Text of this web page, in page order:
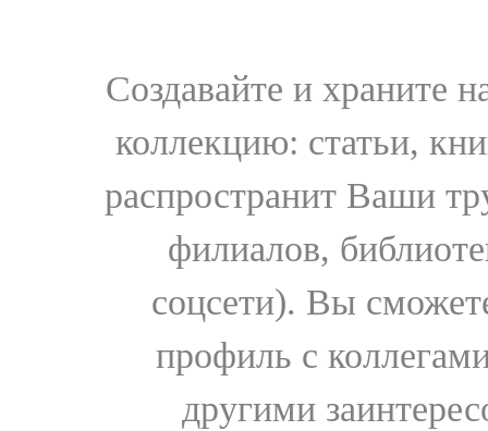
Создавайте и храните
коллекцию: статьи,
распространит Ваши
филиалов,
соцсети). Вы
профиль с
другими